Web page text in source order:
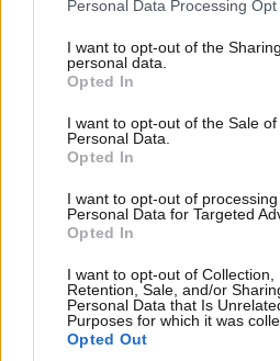
not limited to your visit or usage
grant or deny consent to Google
use your data for below specified
consent section.
Personal Data Processing
I want to opt-out of the
personal data.
Opted In
I want to opt-out of the Sale of
Personal Data.
Opted In
I want to opt-out of
Personal Data for Targeted
Opted In
I want to opt-out of Collection,
Retention, Sale, and/or
Personal Data that Is
Purposes for which it was
Opted Out